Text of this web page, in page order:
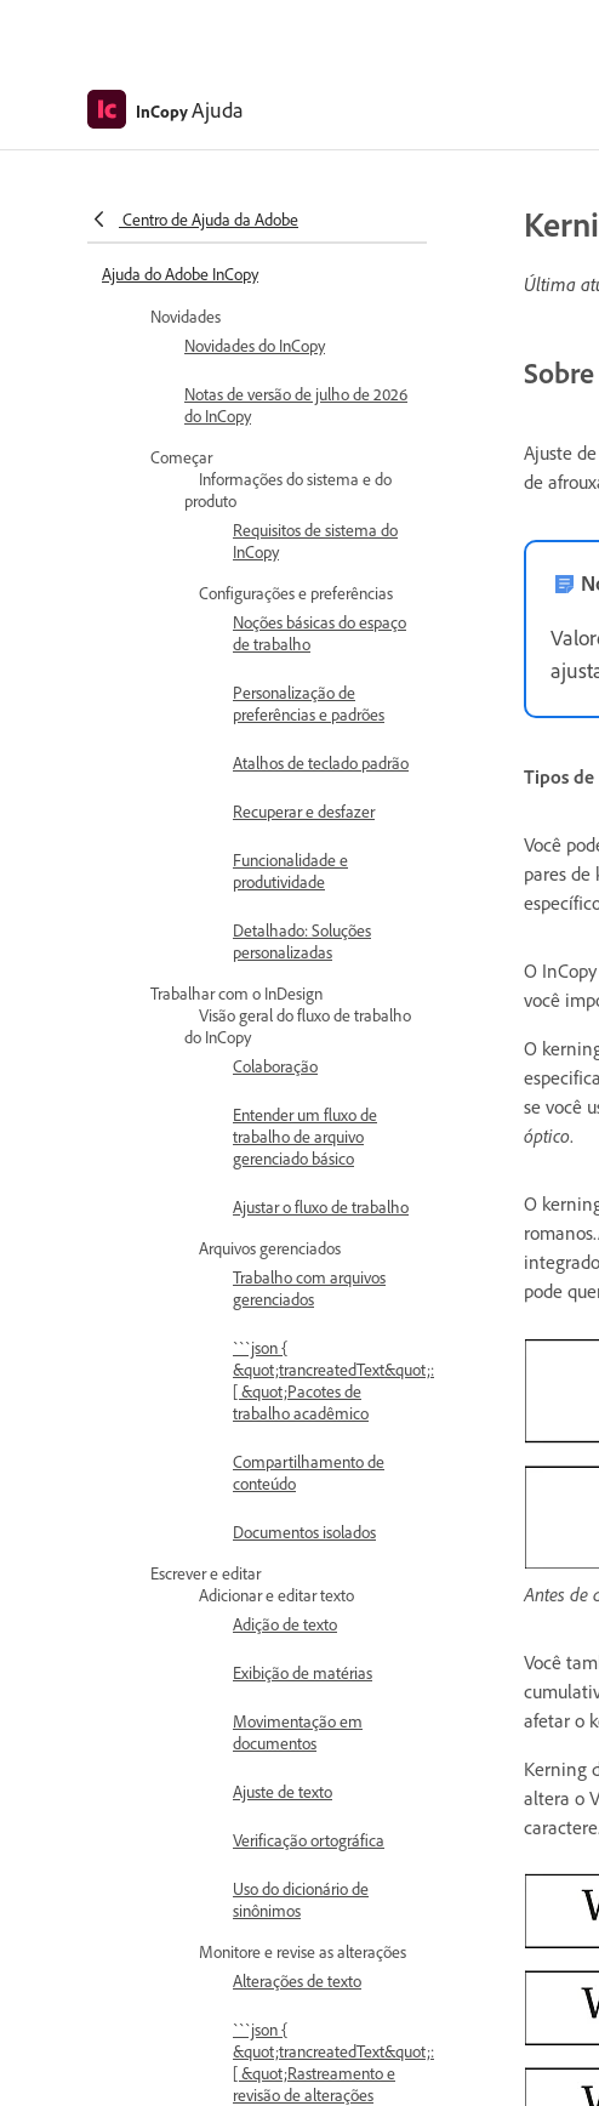
InCopyAjuda
Centro de Ajuda da Adobe
Ajuda do Adobe InCopy
Novidades
Novidades do InCopy
Notas de versão de julho de 2026
do InCopy
Começar
Informações do sistema e do
produto
Requisitos de sistema do
InCopy
Configurações e preferências
Noções básicas do espaço
de trabalho
Personalização de
preferências e padrões
Atalhos de teclado padrão
Recuperar e desfazer
Funcionalidade e
produtividade
Detalhado: Soluções
personalizadas
Trabalhar com o InDesign
Visão geral do fluxo de trabalho
do InCopy
Colaboração
Entender um fluxo de
trabalho de arquivo
gerenciado básico
Ajustar o fluxo de trabalho
Arquivos gerenciados
Trabalho com arquivos
gerenciados
```json {
&quot;trancreatedText&quot;:
[ &quot;Pacotes de
trabalho acadêmico
Compartilhamento de
conteúdo
Documentos isolados
Escrever e editar
Adicionar e editar texto
Adição de texto
Exibição de matérias
Movimentação em
documentos
Ajuste de texto
Verificação ortográfica
Uso do dicionário de
sinônimos
Monitore e revise as alterações
Alterações de texto
```json {
&quot;trancreatedText&quot;:
[ &quot;Rastreamento e
revisão de alterações
Última
Ajuste
de
Tipos
Você
pares de
O
você
O
se você
óptico.
O
pode
Antes de
Você
afetar o
Kerning
altera o
caractere.